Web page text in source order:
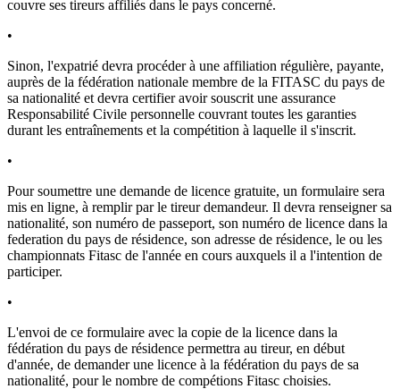
couvre ses tireurs affiliés dans le pays concerné.
•
Sinon, l'expatrié devra procéder à une affiliation régulière, payante,
auprès de la fédération nationale membre de la FITASC du pays de
sa nationalité et devra certifier avoir souscrit une assurance
Responsabilité Civile personnelle couvrant toutes les garanties
durant les entraînements et la compétition à laquelle il s'inscrit.
•
Pour soumettre une demande de licence gratuite, un formulaire sera
mis en ligne, à remplir par le tireur demandeur. Il devra renseigner sa
nationalité, son numéro de passeport, son numéro de licence dans la
federation du pays de résidence, son adresse de résidence, le ou les
championnats Fitasc de l'année en cours auxquels il a l'intention de
participer.
•
L'envoi de ce formulaire avec la copie de la licence dans la
fédération du pays de résidence permettra au tireur, en début
d'année, de demander une licence à la fédération du pays de sa
nationalité, pour le nombre de compétions Fitasc choisies.